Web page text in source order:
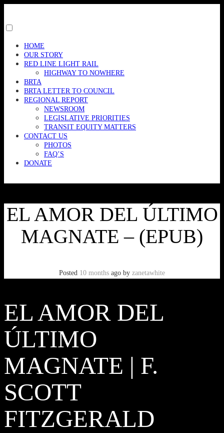
content
menu
visibility.
HOME
OUR STORY
RED LINE LIGHT RAIL
HIGHWAY TO NOWHERE
BRTA
BRTA LETTER TO COUNCIL
REGIONAL REPORT
NEWSROOM
LEGISLATIVE PRIORITIES
TRANSIT EQUITY MATTERS
CONTACT US
PHOTOS
FAQ’S
DONATE
EL AMOR DEL ÚLTIMO
MAGNATE – (EPUB)
Posted 10 months ago by zanetawhite
EL AMOR DEL
ÚLTIMO
MAGNATE | F.
SCOTT
FITZGERALD